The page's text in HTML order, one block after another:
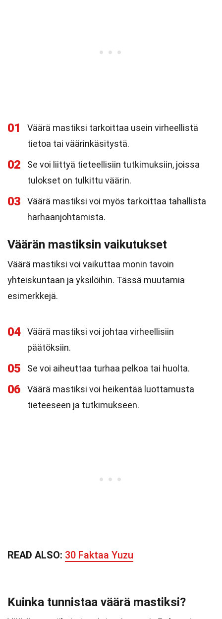
01
Väärä mastiksi tarkoittaa usein virheellistä
tietoa tai väärinkäsitystä.
02
Se voi liittyä tieteellisiin tutkimuksiin, joissa
tulokset on tulkittu väärin.
03
Väärä mastiksi voi myös tarkoittaa tahallista
harhaanjohtamista.
Väärän mastiksin vaikutukset
Väärä mastiksi voi vaikuttaa monin tavoin
yhteiskuntaan ja yksilöihin. Tässä muutamia
esimerkkejä.
04
Väärä mastiksi voi johtaa virheellisiin
päätöksiin.
05 Se voi aiheuttaa turhaa pelkoa tai huolta.
06
Väärä mastiksi voi heikentää luottamusta
tieteeseen ja tutkimukseen.
READ ALSO: 30 Faktaa Yuzu
Kuinka tunnistaa väärä mastiksi?